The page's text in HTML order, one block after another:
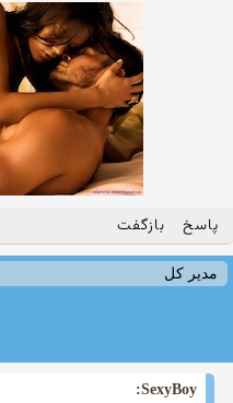
پاسخ بازگفت
مدیر کل
SexyBoy: